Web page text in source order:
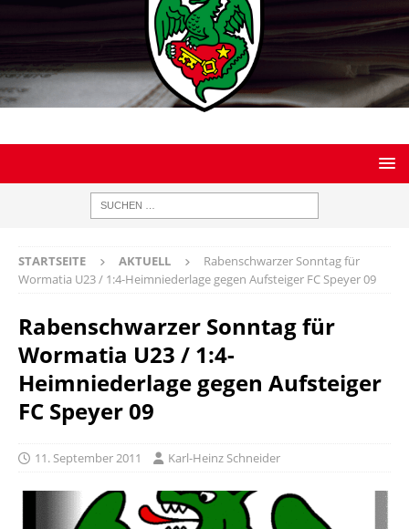
STARTSEITE AKTUELL
Rabenschwarzer Sonntag für
Wormatia U23 / 1:4-Heimniederlage gegen Aufsteiger FC Speyer 09
Rabenschwarzer Sonntag für
Wormatia U23 / 1:4-
Heimniederlage gegen Aufsteiger
FC Speyer 09
11. September 2011 Karl-Heinz Schneider